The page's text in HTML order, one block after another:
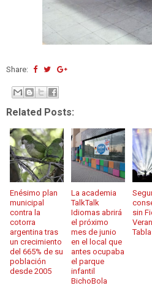
Share:
Related Posts:
Enésimo plan
municipal
contra la
cotorra
argentina tras
un crecimiento
del 665% de su
población
desde 2005
La academia
TalkTalk
Idiomas abrirá
el próximo
mes de junio
en el local que
antes ocupaba
el parque
infantil
BichoBola
sin